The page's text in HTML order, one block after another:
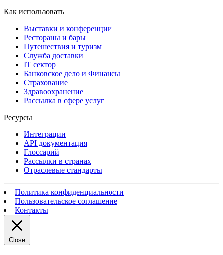
Как использовать
Выставки и конференции
Рестораны и бары
Путешествия и туризм
Служба доставки
IT сектор
Банковское дело и Финансы
Страхование
Здравоохранение
Рассылка в сфере услуг
Ресурсы
Интеграции
API документация
Глоссарий
Рассылки в странах
Отраслевые стандарты
Политика конфиденциальности
Пользовательское соглашение
Контакты
Close